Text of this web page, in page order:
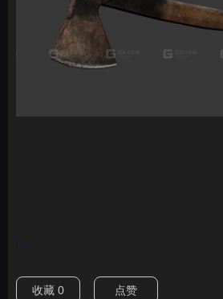
收藏 0 点赞